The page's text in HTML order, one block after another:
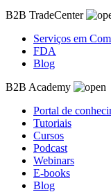
B2B TradeCenter
Serviços em
FDA
Blog
B2B Academy
Portal de
Tutoriais
Cursos
Podcast
Webinars
E-books
Blog